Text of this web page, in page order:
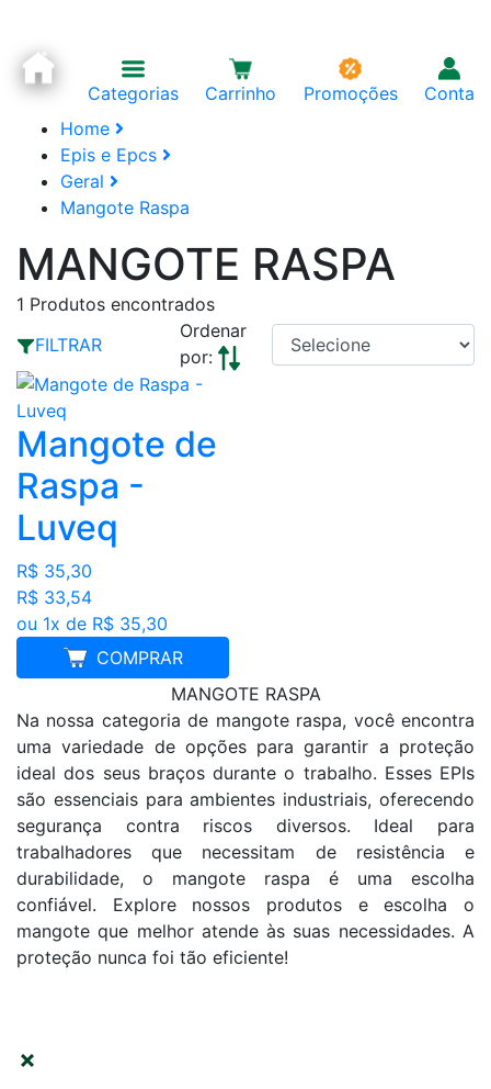
Categorias Carrinho Promoções
Conta
Home
Epis e Epcs
Geral
Mangote Raspa
MANGOTE RASPA
1 Produtos encontrados
FILTRAR
Ordenar
por:
Mangote de
Raspa -
Luveq
R$ 35,30
R$ 33,54
ou 1x de R$ 35,30
COMPRAR
MANGOTE RASPA
Na nossa categoria de mangote raspa, você encontra
uma variedade de opções para garantir a proteção
ideal dos seus braços durante o trabalho. Esses EPIs
são essenciais para ambientes industriais, oferecendo
segurança contra riscos diversos. Ideal para
trabalhadores que necessitam de resistência e
durabilidade, o mangote raspa é uma escolha
confiável. Explore nossos produtos e escolha o
mangote que melhor atende às suas necessidades. A
proteção nunca foi tão eficiente!